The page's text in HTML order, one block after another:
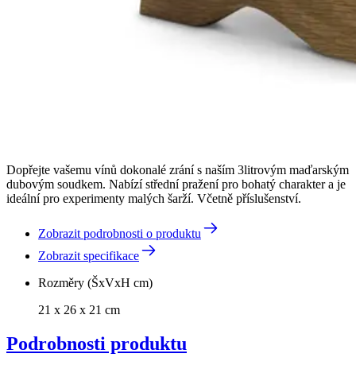
Dopřejte vašemu vínů dokonalé zrání s naším 3litrovým maďarským
dubovým soudkem. Nabízí střední pražení pro bohatý charakter a je
ideální pro experimenty malých šarží. Včetně příslušenství.
Zobrazit podrobnosti o produktu
Zobrazit specifikace
Rozměry (ŠxVxH cm)
21 x 26 x 21 cm
Podrobnosti produktu